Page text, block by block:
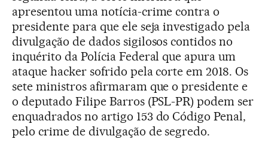
apresentou uma notícia-crime contra o
presidente para que ele seja investigado pela
divulgação de dados sigilosos contidos no
inquérito da Polícia Federal que apura um
ataque hacker sofrido pela corte em 2018. Os
sete ministros afirmaram que o presidente e
o deputado Filipe Barros (PSL-PR) podem ser
enquadrados no artigo 153 do Código Penal,
pelo crime de divulgação de segredo.